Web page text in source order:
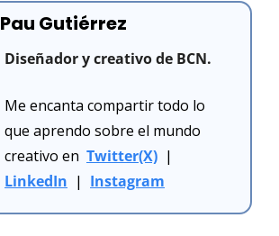
Pau Gutiérrez
Diseñador y creativo de BCN.
Me encanta compartir todo lo
que aprendo sobre el mundo
creativo en Twitter(X)
LinkedIn
  |
Instagram